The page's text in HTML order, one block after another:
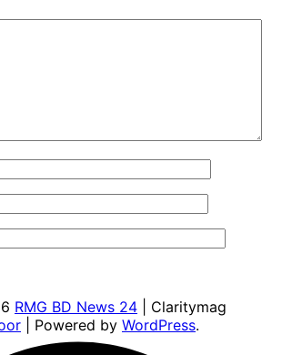
RMG BD News 24 | Claritymag
| Powered by WordPress.